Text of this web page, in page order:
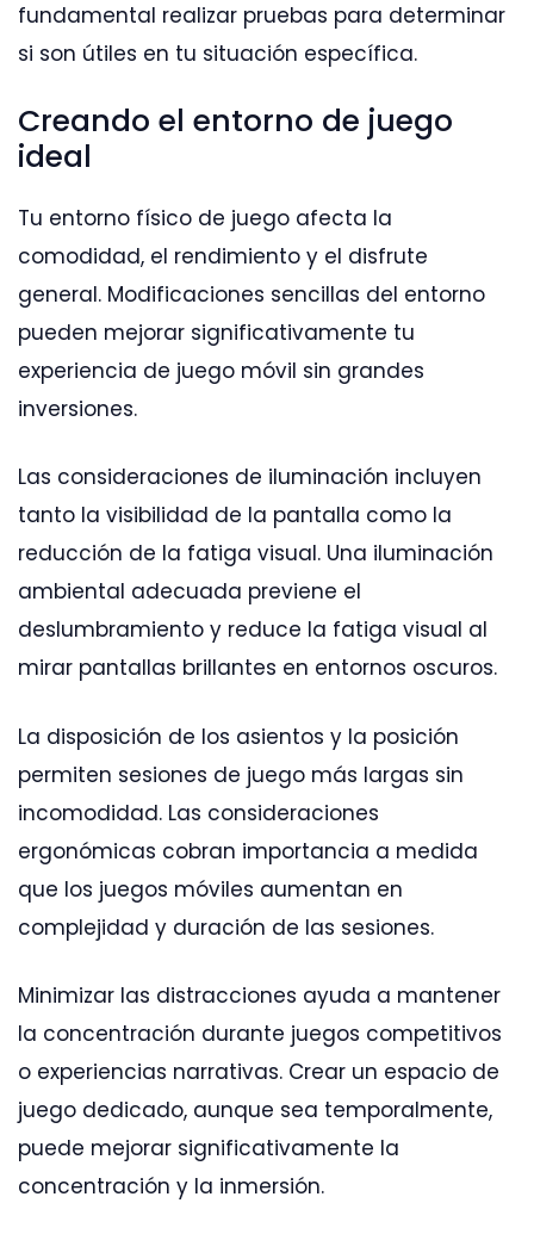
fundamental realizar pruebas para determinar
si son útiles en tu situación específica.
Creando el entorno de juego
ideal
Tu entorno físico de juego afecta la
comodidad, el rendimiento y el disfrute
general. Modificaciones sencillas del entorno
pueden mejorar significativamente tu
experiencia de juego móvil sin grandes
inversiones.
Las consideraciones de iluminación incluyen
tanto la visibilidad de la pantalla como la
reducción de la fatiga visual. Una iluminación
ambiental adecuada previene el
deslumbramiento y reduce la fatiga visual al
mirar pantallas brillantes en entornos oscuros.
La disposición de los asientos y la posición
permiten sesiones de juego más largas sin
incomodidad. Las consideraciones
ergonómicas cobran importancia a medida
que los juegos móviles aumentan en
complejidad y duración de las sesiones.
Minimizar las distracciones ayuda a mantener
la concentración durante juegos competitivos
o experiencias narrativas. Crear un espacio de
juego dedicado, aunque sea temporalmente,
puede mejorar significativamente la
concentración y la inmersión.